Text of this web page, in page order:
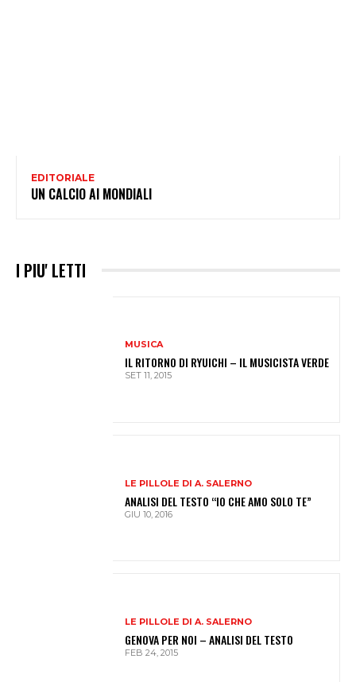
EDITORIALE
UN CALCIO AI MONDIALI
I PIU' LETTI
MUSICA
IL RITORNO DI RYUICHI – IL MUSICISTA VERDE
SET 11, 2015
LE PILLOLE DI A. SALERNO
ANALISI DEL TESTO “IO CHE AMO SOLO TE”
GIU 10, 2016
LE PILLOLE DI A. SALERNO
GENOVA PER NOI – ANALISI DEL TESTO
FEB 24, 2015